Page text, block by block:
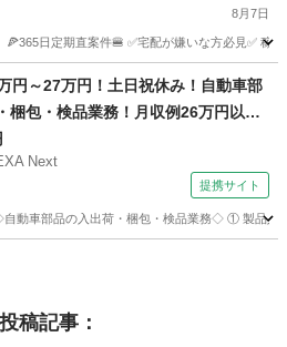
8月7日
🍕365日定期直案件🍔 ✅宅配が嫌いな方必見✅
1件
円～27万円！土日祝休み！自動車部
梱包・検品業務！月収例26万円以上
日★赴任旅費会社負担◎嬉しい日払
マイカー通勤OK＆駐車場あり◎1食3
堂利用可★
Next
提携サイト
自動車部品の入出荷・梱包・検品業務◇ ① 製品
稿記事：